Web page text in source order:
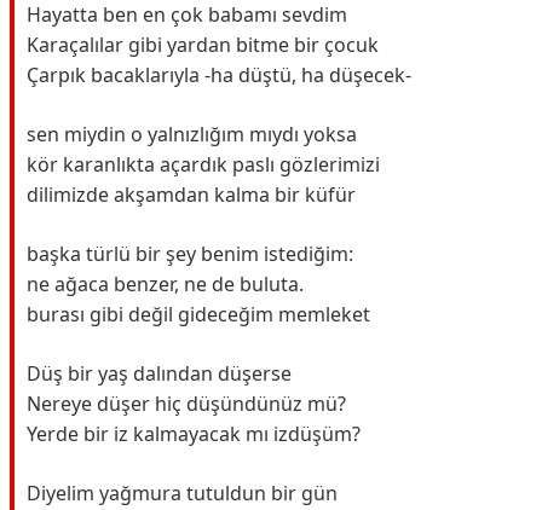
Hayatta ben en çok babamı sevdim
Karaçalılar gibi yardan bitme bir çocuk
Çarpık bacaklarıyla -ha düştü, ha düşecek-
sen miydin o yalnızlığım mıydı yoksa
kör karanlıkta açardık paslı gözlerimizi
dilimizde akşamdan kalma bir küfür
başka türlü bir şey benim istediğim:
ne ağaca benzer, ne de buluta.
burası gibi değil gideceğim memleket
Düş bir yaş dalından düşerse
Nereye düşer hiç düşündünüz mü?
Yerde bir iz kalmayacak mı izdüşüm?
Diyelim yağmura tutuldun bir gün